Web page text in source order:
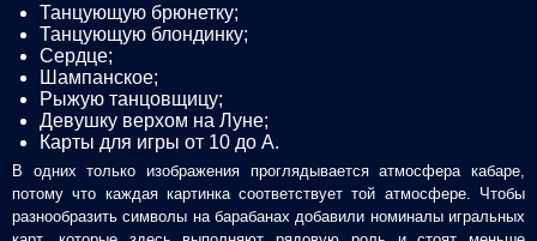
Танцующую брюнетку;
Танцующую блондинку;
Сердце;
Шампанское;
Рыжую танцовщицу;
Девушку верхом на Луне;
Карты для игры от 10 до А.
В одних только изображения проглядывается атмосфера кабаре,
потому что каждая картинка соответствует той атмосфере. Чтобы
разнообразить символы на барабанах добавили номиналы игральных